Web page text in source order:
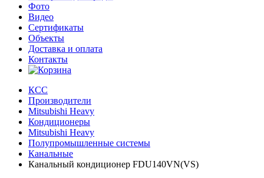
Фото
Видео
Сертификаты
Объекты
Доставка и оплата
Контакты
КСС
Производители
Mitsubishi Heavy
Кондиционеры
Mitsubishi Heavy
Полупромышленные системы
Канальные
Канальный кондиционер FDU140VN(VS)